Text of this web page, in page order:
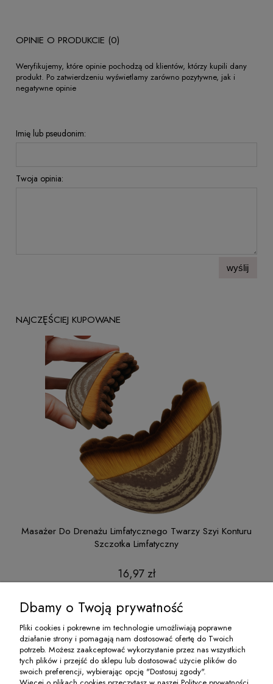
OPINIE O PRODUKCIE (0)
Weryfikujemy, które opinie pochodzą od klientów, którzy kupili dany
produkt. Po zatwierdzeniu wyświetlamy zarówno pozytywne, jak i
negatywne opinie
Imię lub pseudonim:
Twoja opinia:
wyślij
NAJCZĘŚCIEJ KUPOWANE
Masażer Do Drenażu Limfatycznego Twarzy Szyi Konturu
Szczotka Limfatyczny
16,97 zł
O NAS
MOJE KONTO
Dbamy o Twoją prywatność
Pliki cookies i pokrewne im technologie umożliwiają poprawne
działanie strony i pomagają nam dostosować ofertę do Twoich
potrzeb. Możesz zaakceptować wykorzystanie przez nas wszystkich
tych plików i przejść do sklepu lub dostosować użycie plików do
swoich preferencji, wybierając opcję "Dostosuj zgody".